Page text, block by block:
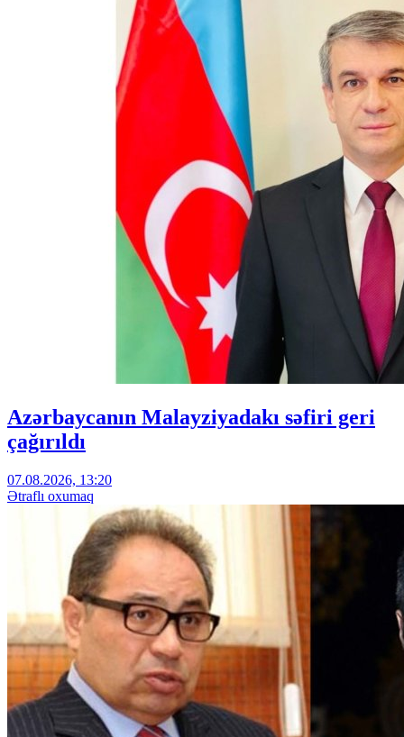
Azərbaycanın Malayziyadakı səfiri geri
çağırıldı
07.08.2026, 13:20
Ətraflı oxumaq